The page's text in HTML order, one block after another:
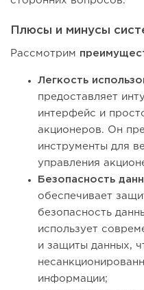
Плюсы и минусы
Рассмотрим
Легкость
предоставляет
интерфейс и
акционеров. Он
инструменты для
управления
Безопасность
обеспечивает
безопасность
использует
и защиты данных,
информации;